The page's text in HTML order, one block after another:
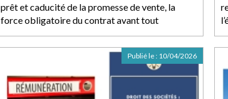
prêt et caducité de la promesse de vente, la
force obligatoire du contrat avant tout
Publié le : 10/04/2026